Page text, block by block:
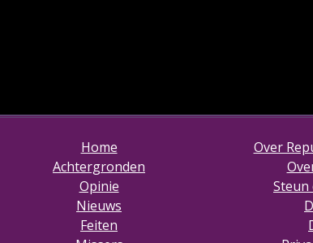
Home
Achtergronden
Opinie
Nieuws
Feiten
Over
Steun